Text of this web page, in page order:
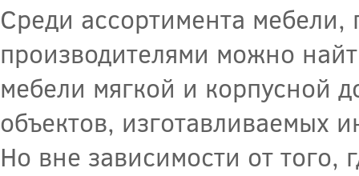
Среди ассортимента
производителями можно
мебели мягкой и корпусной
объектов, изготавливаемых
Но вне зависимости от того,